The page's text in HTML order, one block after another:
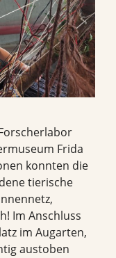
Frida
konnten die
tierische
Im Anschluss
im Augarten,
austoben